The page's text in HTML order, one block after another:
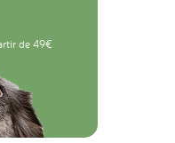
rénale, la
de 49